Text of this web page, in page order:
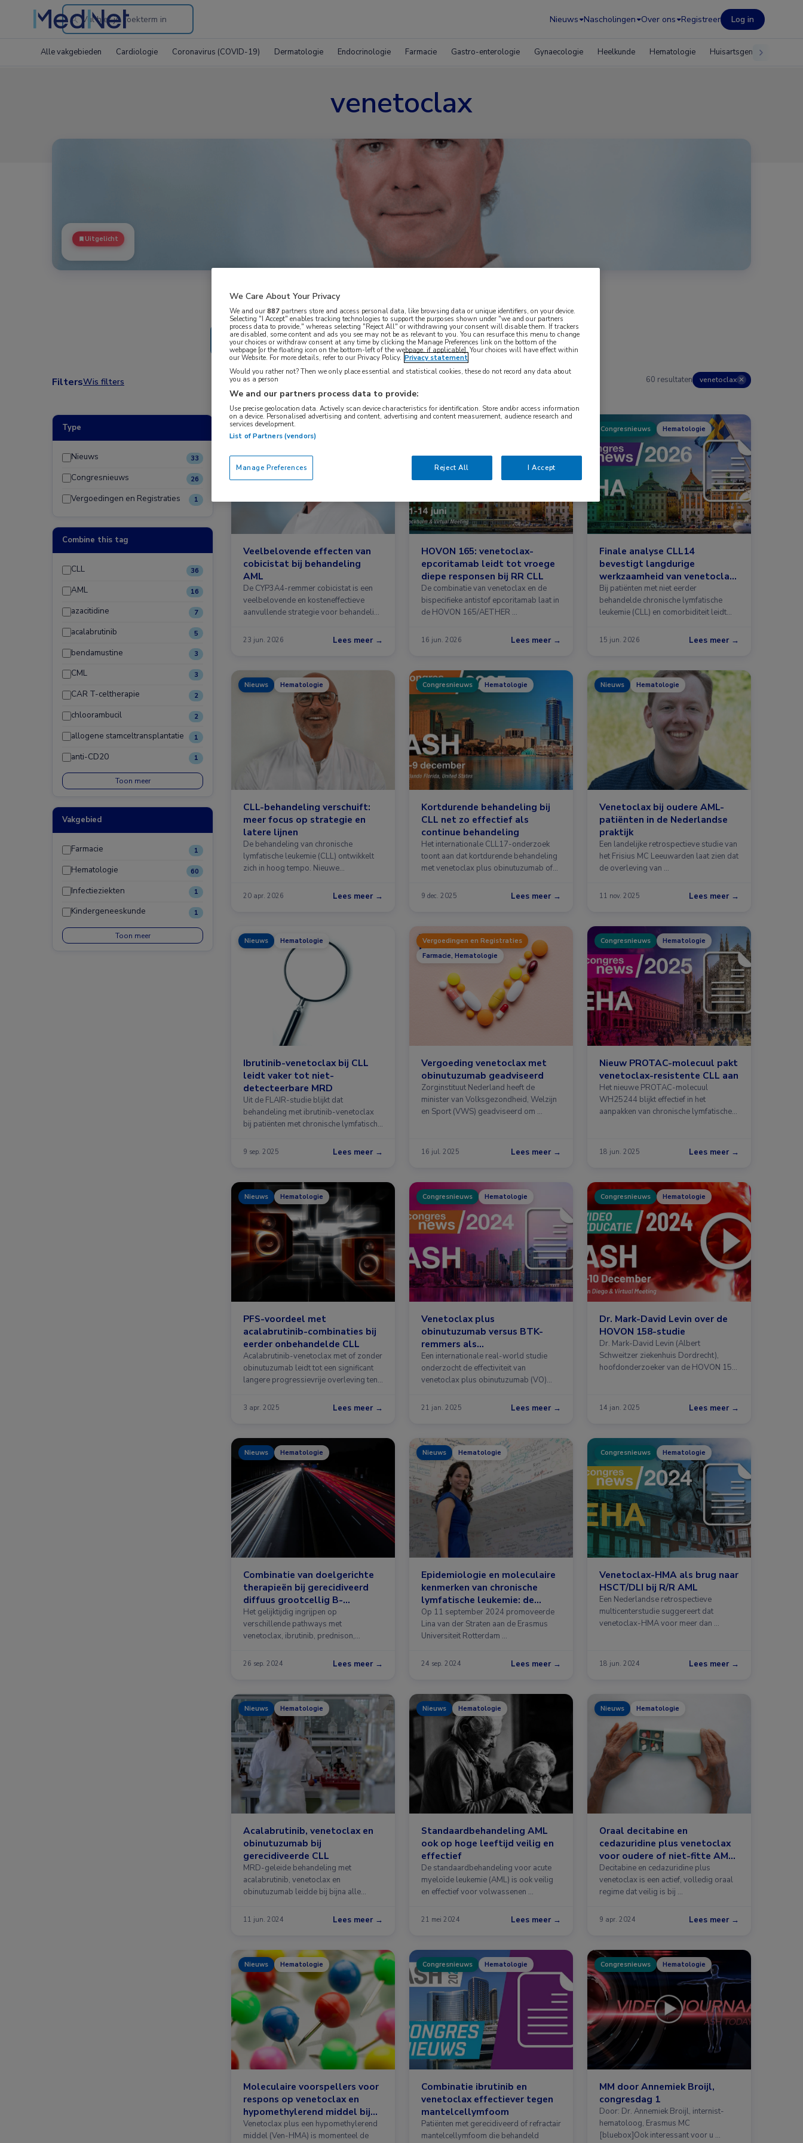
Search
the
Nieuws Nascholingen Over ons Registreer Log in
Alle vakgebieden Cardiologie Coronavirus (COVID-19) Dermatologie Endocrinologie Farmacie Gastro-enterologie Gynaecologie Heelkunde Hematologie Huisartsgeneeskunde
venetoclax
Uitgelicht
FiltersWis filters 60 resultaten venetoclax ✕
Type
Nieuws 33
Congresnieuws 26
Vergoedingen en Registraties 1
Combine this tag
CLL 36
AML 16
azacitidine 7
acalabrutinib 5
bendamustine 3
CML 3
CAR T-celtherapie 2
chloorambucil 2
allogene stamceltransplantatie 1
anti-CD20 1
Toon meer
Vakgebied
Farmacie 1
Hematologie 60
Infectieziekten 1
Kindergeneeskunde 1
Toon meer
Nieuws Hematologie
Veelbelovende effecten van
cobicistat bij behandeling
AML
De CYP3A4-remmer cobicistat is een
veelbelovende en kosteneffectieve
aanvullende strategie voor behandeling
23 jun. 2026 Lees meer →
HOVON 165: venetoclax-
epcoritamab leidt tot vroege
diepe responsen bij RR CLL
De combinatie van venetoclax en de
bispecifieke antistof epcoritamab laat in
de HOVON 165/AETHER …
16 jun. 2026 Lees meer →
Congresnieuws Hematologie
Finale analyse CLL14
bevestigt langdurige
werkzaamheid van venetoclax-
obinutuzumab
Bij patiënten met niet eerder
behandelde chronische lymfatische
leukemie (CLL) en comorbiditeit leidt
15 jun. 2026 Lees meer →
Nieuws Hematologie
CLL-behandeling verschuift:
meer focus op strategie en
latere lijnen
De behandeling van chronische
lymfatische leukemie (CLL) ontwikkelt
zich in hoog tempo. Nieuwe
20 apr. 2026 Lees meer →
Congresnieuws Hematologie
Kortdurende behandeling bij
CLL net zo effectief als
continue behandeling
Het internationale CLL17-onderzoek
toont aan dat kortdurende behandeling
met venetoclax plus obinutuzumab of
9 dec. 2025 Lees meer →
Nieuws Hematologie
Venetoclax bij oudere AML-
patiënten in de Nederlandse
praktijk
Een landelijke retrospectieve studie van
het Frisius MC Leeuwarden laat zien dat
de overleving van …
11 nov. 2025 Lees meer →
Nieuws Hematologie
Ibrutinib-venetoclax bij CLL
leidt vaker tot niet-
detecteerbare MRD
Uit de FLAIR-studie blijkt dat
behandeling met ibrutinib-venetoclax
bij patiënten met chronische lymfatische
9 sep. 2025 Lees meer →
Vergoedingen en Registraties
Farmacie, Hematologie
Vergoeding venetoclax met
obinutuzumab geadviseerd
Zorginstituut Nederland heeft de
minister van Volksgezondheid, Welzijn
en Sport (VWS) geadviseerd om …
16 jul. 2025 Lees meer →
Congresnieuws Hematologie
Nieuw PROTAC-molecuul pakt
venetoclax-resistente CLL aan
Het nieuwe PROTAC-molecuul
WH25244 blijkt effectief in het
aanpakken van chronische lymfatische
18 jun. 2025 Lees meer →
Nieuws Hematologie
PFS-voordeel met
acalabrutinib-combinaties bij
eerder onbehandelde CLL
Acalabrutinib-venetoclax met of zonder
obinutuzumab leidt tot een significant
langere progressievrije overleving ten
3 apr. 2025 Lees meer →
Congresnieuws Hematologie
Venetoclax plus
obinutuzumab versus BTK-
remmers als
eerstelijnsbehandeling van
CLL
Een internationale real-world studie
onderzocht de effectiviteit van
venetoclax plus obinutuzumab (VO)
21 jan. 2025 Lees meer →
Congresnieuws Hematologie
Dr. Mark-David Levin over de
HOVON 158-studie
Dr. Mark-David Levin (Albert
Schweitzer ziekenhuis Dordrecht),
hoofdonderzoeker van de HOVON 158
14 jan. 2025 Lees meer →
Nieuws Hematologie
Combinatie van doelgerichte
therapieën bij gerecidiveerd
diffuus grootcellig B-
cellymfoom
Het gelijktijdig ingrijpen op
verschillende pathways met
venetoclax, ibrutinib, prednison,
26 sep. 2024 Lees meer →
Nieuws Hematologie
Epidemiologie en moleculaire
kenmerken van chronische
lymfatische leukemie: de
levensreis van CLL-patiënten
Op 11 september 2024 promoveerde
Lina van der Straten aan de Erasmus
Universiteit Rotterdam …
24 sep. 2024 Lees meer →
Congresnieuws Hematologie
Venetoclax-HMA als brug naar
HSCT/DLI bij R/R AML
Een Nederlandse retrospectieve
multicenterstudie suggereert dat
venetoclax-HMA voor meer dan …
18 jun. 2024 Lees meer →
Nieuws Hematologie
Acalabrutinib, venetoclax en
obinutuzumab bij
gerecidiveerde CLL
MRD-geleide behandeling met
acalabrutinib, venetoclax en
obinutuzumab leidde bij bijna alle
11 jun. 2024 Lees meer →
Nieuws Hematologie
Standaardbehandeling AML
ook op hoge leeftijd veilig en
effectief
De standaardbehandeling voor acute
myeloïde leukemie (AML) is ook veilig
en effectief voor volwassenen …
21 mei 2024 Lees meer →
Nieuws Hematologie
Oraal decitabine en
cedazuridine plus venetoclax
voor oudere of niet-fitte AML-
patiënt
Decitabine en cedazuridine plus
venetoclax is een actief, volledig oraal
regime dat veilig is bij …
9 apr. 2024 Lees meer →
Nieuws Hematologie
Moleculaire voorspellers voor
respons op venetoclax en
hypomethylerend middel bij
AML
Venetoclax plus een hypomethylerend
middel (Ven-HMA) is momenteel de
Congresnieuws Hematologie
Combinatie ibrutinib en
venetoclax effectiever tegen
mantelcellymfoom
Patiënten met gerecidiveerd of refractair
mantelcellymfoom die behandeld
Congresnieuws Hematologie
MM door Annemiek Broijl,
congresdag 1
Door: Dr. Annemiek Broijl, internist-
hematoloog, Erasmus MC
[bluebox]Ook interessant voor u …
We Care About Your Privacy
We and our887 partners store and access personal data, like browsing data or unique identifiers, on your device.
Selecting "I Accept" enables tracking technologies to support the purposes shown under "we and our partners
process data to provide," whereas selecting "Reject All" or withdrawing your consent will disable them. If trackers
are disabled, some content and ads you see may not be as relevant to you. You can resurface this menu to change
your choices or withdraw consent at any time by clicking the Manage Preferences link on the bottom of the
webpage [or the floating icon on the bottom-left of the webpage, if applicable]. Your choices will have effect within
our Website. For more details, refer to our Privacy Policy. Privacy statement
Would you rather not? Then we only place essential and statistical cookies, these do not record any data about
you as a person
We and our partners process data to provide:
Use precise geolocation data. Actively scan device characteristics for identification. Store and/or access information
on a device. Personalised advertising and content, advertising and content measurement, audience research and
services development.
List of Partners (vendors)
Reject All I Accept
Manage Preferences